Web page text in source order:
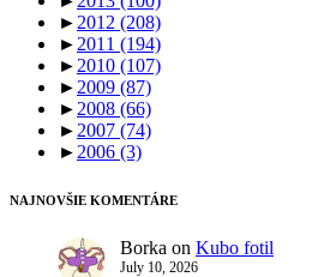
► 2012 (208)
► 2011 (194)
► 2010 (107)
► 2009 (87)
► 2008 (66)
► 2007 (74)
► 2006 (3)
NAJNOVŠIE KOMENTÁRE
Borka on Kubo fotil
July 10, 2026